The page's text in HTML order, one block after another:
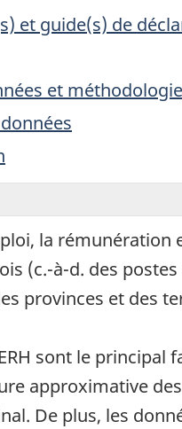
et guide(s) de
et méthodologie
la rémunération
(c.-à-d. des
provinces et des
sont le
approximative
De plus, les